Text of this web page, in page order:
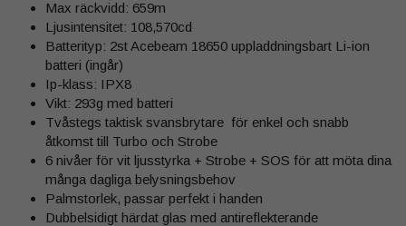
Max räckvidd: 659m
Ljusintensitet: 108,570cd
Batterityp: 2st Acebeam 18650 uppladdningsbart Li-ion
batteri (ingår)
Ip-klass: IPX8
Vikt: 293g med batteri
Tvåstegs taktisk svansbrytare för enkel och snabb
åtkomst till Turbo och Strobe
6 nivåer för vit ljusstyrka + Strobe + SOS för att möta dina
många dagliga belysningsbehov
Palmstorlek, passar perfekt i handen
Dubbelsidigt härdat glas med antireflekterande